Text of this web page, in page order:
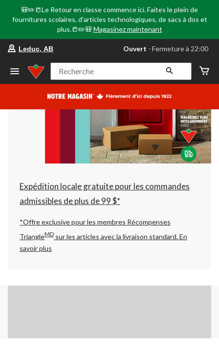
🎒✏️📒Le Retour en classe commence ici. Faites le plein de
fournitures scolaires, d'articles technologiques, de sacs à dos et
plus.📒✏️🎒 Magasinez maintenant
votre
préféré
Leduc,
AB,
courament
Fermeture
à
22:00
cliquer
pour
changer
Leduc, AB Ouvert ⋅ Fermeture à 22:00
Recherche
Expédition locale gratuite pour les commandes
admissibles de plus de 99 $*
*Offre exclusive pour les membres Récompenses
TriangleMD sur les articles avec la livraison standard.En
savoir plus